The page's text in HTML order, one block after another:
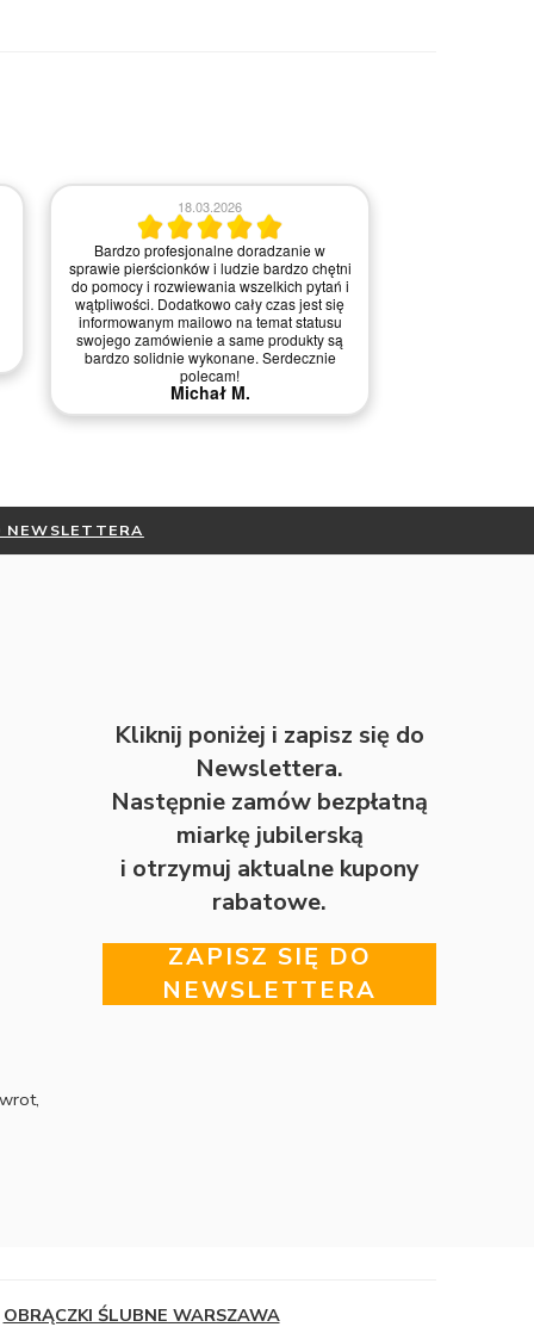
03.03.2026
Nie ma uwag. Konkretny towar
NEWSLETTERA
Kliknij poniżej i zapisz się do
Newslettera.
Następnie zamów bezpłatną
miarkę jubilerską
i otrzymuj aktualne kupony
rabatowe.
ZAPISZ SIĘ DO
NEWSLETTERA
OBRĄCZKI ŚLUBNE WARSZAWA